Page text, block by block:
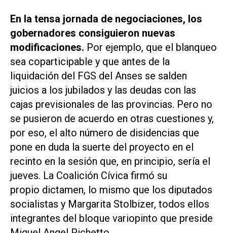
En la tensa jornada de negociaciones, los
gobernadores consiguieron nuevas
modificaciones. Por ejemplo, que el blanqueo
sea coparticipable y que antes de la
liquidación del FGS del Anses se salden
juicios a los jubilados y las deudas con las
cajas previsionales de las provincias. Pero no
se pusieron de acuerdo en otras cuestiones y,
por eso, el alto número de disidencias que
pone en duda la suerte del proyecto en el
recinto en la sesión que, en principio, sería el
jueves. La Coalición Cívica firmó su
propio dictamen, lo mismo que los diputados
socialistas y Margarita Stolbizer, todos ellos
integrantes del bloque variopinto que preside